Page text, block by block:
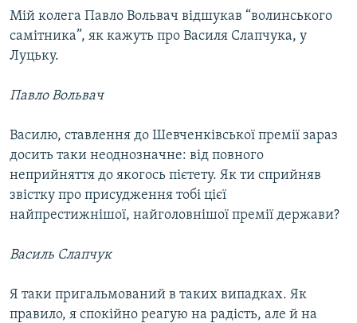
Мій колега Павло Вольвач відшукав “волинського
самітника”, як кажуть про Василя Слапчука, у
Луцьку.
Павло Вольвач
Василю, ставлення до Шевченківської премії зараз
досить таки неоднозначне: від повного
неприйняття до якогось пієтету. Як ти сприйняв
звістку про присудження тобі цієї
найпрестижнішої, найголовнішої премії держави?
Василь Слапчук
Я таки пригальмований в таких випадках. Як
правило, я спокійно реагую на радість, але й на